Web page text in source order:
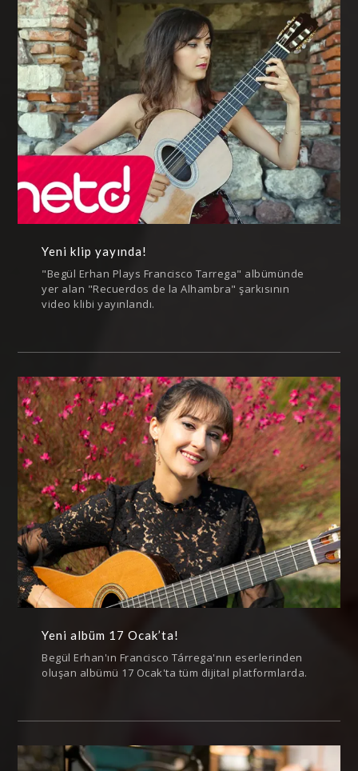
Yeni klip yayında!
"Begül Erhan Plays Francisco Tarrega" albümünde
yer alan "Recuerdos de la Alhambra" şarkısının
video klibi yayınlandı.
Yeni albüm 17 Ocak’ta!
Begül Erhan'ın Francisco Tárrega'nın eserlerinden
oluşan albümü 17 Ocak'ta tüm dijital platformlarda.